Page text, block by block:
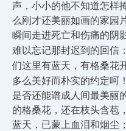
声，小小的他不知道怎样
么刚才还美丽如画的家园
瞬间走进死亡和伤痛的阴
难以忘记那封迟到的回信：
们这里有蓝天，有格桑花
多么美好而朴实的约定呵
是否还能谱成人间最美丽
的格桑花，还在枝头含苞
蓝天，已蒙上血泪和烟尘